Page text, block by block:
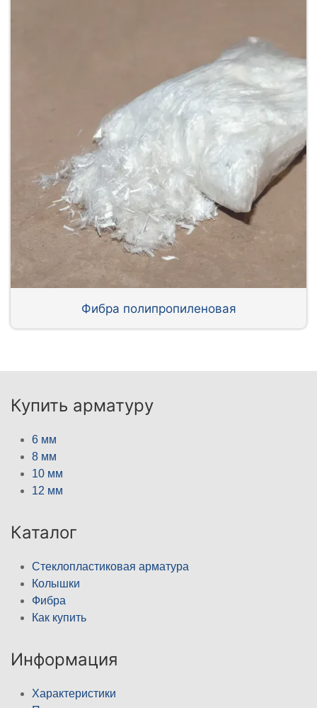
Фибра полипропиленовая
Купить арматуру
6 мм
8 мм
10 мм
12 мм
Каталог
Стеклопластиковая арматура
Колышки
Фибра
Как купить
Информация
Характеристики